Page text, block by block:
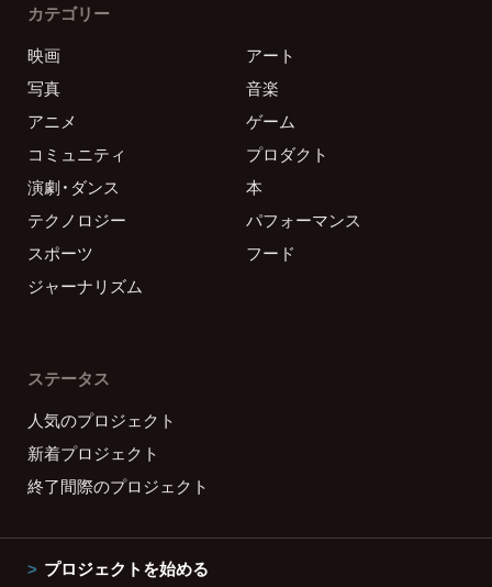
カテゴリー
映画
アート
写真
音楽
アニメ
ゲーム
コミュニティ
プロダクト
演劇・ダンス
本
テクノロジー
パフォーマンス
スポーツ
フード
ジャーナリズム
ステータス
人気のプロジェクト
新着プロジェクト
終了間際のプロジェクト
プロジェクトを始める